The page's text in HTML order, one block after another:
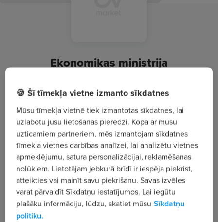
Ekonomikas ministrija
Brīvības iela 55, Rīga
Apskatīt visus sludinājumus
Uzņēmuma apraksts
4 822
Skatījumu skaits
🍪 Šī tīmekļa vietne izmanto sīkdatnes
Mūsu tīmekļa vietnē tiek izmantotas sīkdatnes, lai
uzlabotu jūsu lietošanas pieredzi. Kopā ar mūsu
uzticamiem partneriem, mēs izmantojam sīkdatnes
tīmekļa vietnes darbības analīzei, lai analizētu vietnes
apmeklējumu, satura personalizācijai, reklamēšanas
nolūkiem. Lietotājam jebkurā brīdī ir iespēja piekrist,
atteikties vai mainīt savu piekrišanu. Savas izvēles
varat pārvaldīt Sīkdatņu iestatījumos. Lai iegūtu
plašāku informāciju, lūdzu, skatiet mūsu Sīkdatņu
politiku.